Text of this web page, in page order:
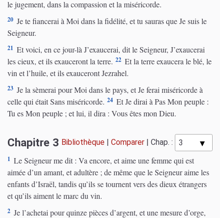
le jugement, dans la compassion et la miséricorde.
20 Je te fiancerai à Moi dans la fidélité, et tu sauras que Je suis le
Seigneur.
21 Et voici, en ce jour-là J’exaucerai, dit le Seigneur, J’exaucerai
les cieux, et ils exauceront la terre. 22 Et la terre exaucera le blé, le
vin et l’huile, et ils exauceront Jezrahel.
23 Je la sèmerai pour Moi dans le pays, et Je ferai miséricorde à
celle qui était Sans miséricorde. 24 Et Je dirai à Pas Mon peuple :
Tu es Mon peuple ; et lui, il dira : Vous êtes mon Dieu.
Chapitre 3 Bibliothèque Comparer Chap. :
1 Le Seigneur me dit : Va encore, et aime une femme qui est
aimée d’un amant, et adultère ; de même que le Seigneur aime les
enfants d’Israël, tandis qu’ils se tournent vers des dieux étrangers
et qu’ils aiment le marc du vin.
2 Je l’achetai pour quinze pièces d’argent, et une mesure d’orge,